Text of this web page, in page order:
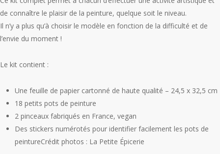
de connaître le plaisir de la peinture, quelque soit le niveau.
Il n’y a plus qu’à choisir le modèle en fonction de la difficulté et de
l’envie du moment !
Le kit contient :
Une feuille de papier cartonné de haute qualité – 24,5 x 32,5 cm
18 petits pots de peinture
2 pinceaux fabriqués en France, vegan
Des stickers numérotés pour identifier facilement les pots de
peintureCrédit photos : La Petite Épicerie